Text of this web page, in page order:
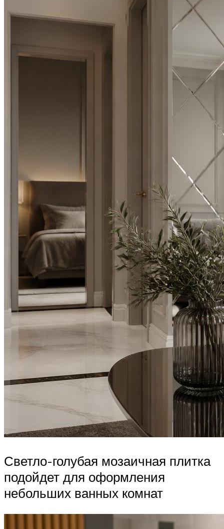
Светло-голубая мозаичная плитка
подойдет для оформления
небольших ванных комнат